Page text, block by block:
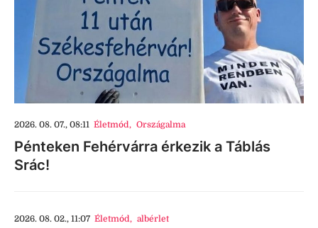
2026. 08. 07., 08:11 Életmód, Országalma
Pénteken Fehérvárra érkezik a Táblás
Srác!
2026. 08. 02., 11:07 Életmód, albérlet